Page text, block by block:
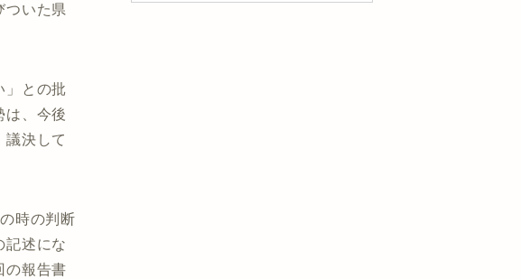
ついた県
」との批
は、今後
議決して
時の判断
記述にな
の報告書